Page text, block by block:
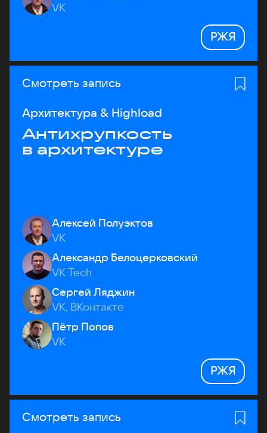
VK
РЖЯ
Смотреть запись
Архитектура & Highload
Антихрупкость
в архитектуре
Алексей Полуэктов
VK
Александр Белоцерковский
VK Tech
Сергей Ляджин
VK, ВКонтакте
Пётр Попов
VK
РЖЯ
Смотреть запись